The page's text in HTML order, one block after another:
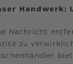
Handwerk:
Nachricht
zu